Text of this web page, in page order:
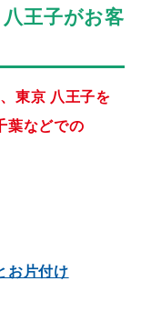
王子がお客
東京 八王子を
葉などでの
お片付け